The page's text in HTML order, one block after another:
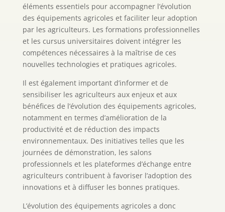
éléments essentiels pour accompagner l’évolution
des équipements agricoles et faciliter leur adoption
par les agriculteurs. Les formations professionnelles
et les cursus universitaires doivent intégrer les
compétences nécessaires à la maîtrise de ces
nouvelles technologies et pratiques agricoles.
Il est également important d’informer et de
sensibiliser les agriculteurs aux enjeux et aux
bénéfices de l’évolution des équipements agricoles,
notamment en termes d’amélioration de la
productivité et de réduction des impacts
environnementaux. Des initiatives telles que les
journées de démonstration, les salons
professionnels et les plateformes d’échange entre
agriculteurs contribuent à favoriser l’adoption des
innovations et à diffuser les bonnes pratiques.
L’évolution des équipements agricoles a donc